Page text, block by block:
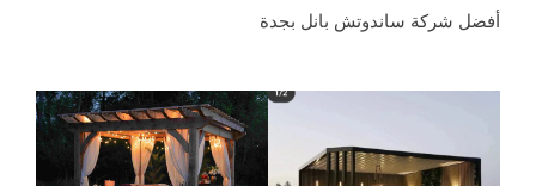
أفضل شركة ساندوتش بانل بجدة